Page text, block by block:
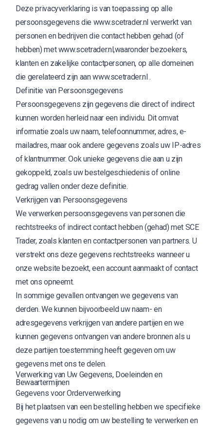
Deze privacyverklaring is van toepassing op alle
persoonsgegevens die www.scetrader.nl verwerkt van
personen en bedrijven die contact hebben gehad (of
hebben) met www.scetrader.nl,waaronder bezoekers,
klanten en zakelijke contactpersonen, op alle domeinen
die gerelateerd zijn aan www.scetrader.nl .
Definitie van Persoonsgegevens
Persoonsgegevens zijn gegevens die direct of indirect
kunnen worden herleid naar een individu. Dit omvat
informatie zoals uw naam, telefoonnummer, adres, e-
mailadres, maar ook andere gegevens zoals uw IP-adres
of klantnummer. Ook unieke gegevens die aan u zijn
gekoppeld, zoals uw bestelgeschiedenis of online
gedrag vallen onder deze definitie.
Verkrijgen van Persoonsgegevens
We verwerken persoonsgegevens van personen die
rechtstreeks of indirect contact hebben (gehad) met SCE
Trader, zoals klanten en contactpersonen van partners. U
verstrekt ons deze gegevens rechtstreeks wanneer u
onze website bezoekt, een account aanmaakt of contact
met ons opneemt.
In sommige gevallen ontvangen we gegevens van
derden. We kunnen bijvoorbeeld uw naam- en
adresgegevens verkrijgen van andere partijen en we
kunnen gegevens ontvangen van andere bronnen als u
deze partijen toestemming heeft gegeven om uw
gegevens met ons te delen.
Verwerking van Uw Gegevens, Doeleinden en
Bewaartermijnen
Gegevens voor Orderverwerking
Bij het plaatsen van een bestelling hebben we specifieke
gegevens van u nodig om uw bestelling te verwerken en